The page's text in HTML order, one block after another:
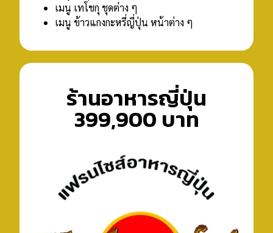
เมนู เทโชกุ ชุดต่าง ๆ
เมนู ข้าวแกงกะหรี่ญี่ปุ่น หน้าต่าง ๆ
ร้านอาหารญี่ปุ่น
399,900 บาท